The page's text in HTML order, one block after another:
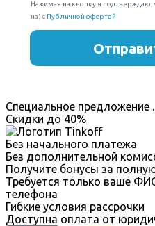
Специальное предложение
Скидки до 40%
Без начального платежа
Без дополнительной
Получите бонусы за
Требуется только ваше
телефона
Гибкие условия рассрочки
Доступна оплата от